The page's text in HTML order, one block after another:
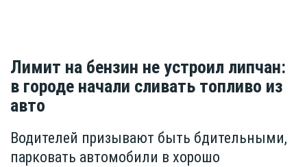
Лимит на бензин не устроил липчан:
в городе начали сливать топливо из
авто
Водителей призывают быть бдительными,
парковать автомобили в хорошо